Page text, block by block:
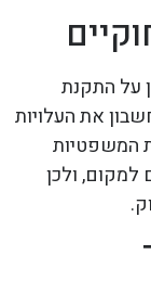
על התקנת
את העלויות
המשפטיות
ולכן